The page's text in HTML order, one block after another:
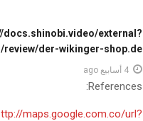
external?
der-wikinger-shop.de
4 أسابيع ago
References:
maps.google.com.co/url?